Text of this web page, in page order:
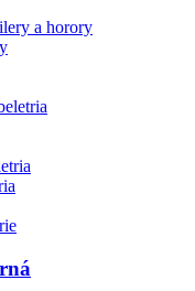
a horory